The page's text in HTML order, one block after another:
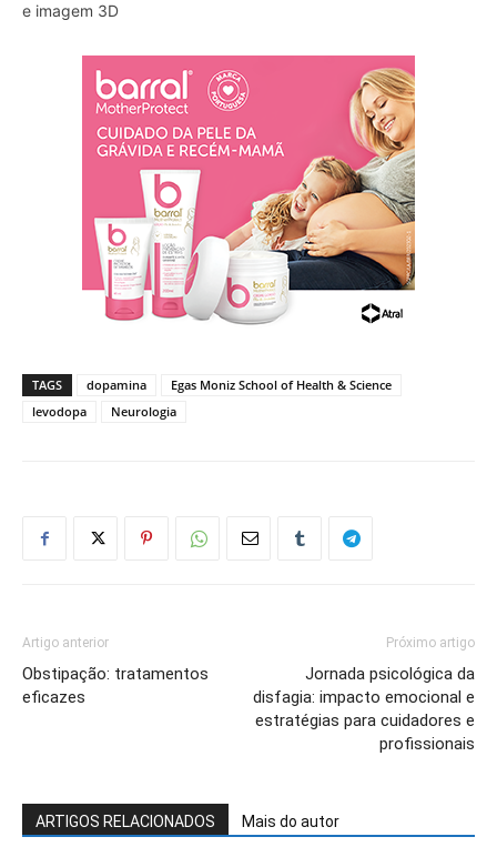
e imagem 3D
TAGS dopamina
Egas Moniz School of Health & Science
levodopa
Neurologia
Artigo anterior
Obstipação: tratamentos
eficazes
Próximo artigo
Jornada psicológica da
disfagia: impacto emocional e
estratégias para cuidadores e
profissionais
ARTIGOS RELACIONADOS Mais do autor